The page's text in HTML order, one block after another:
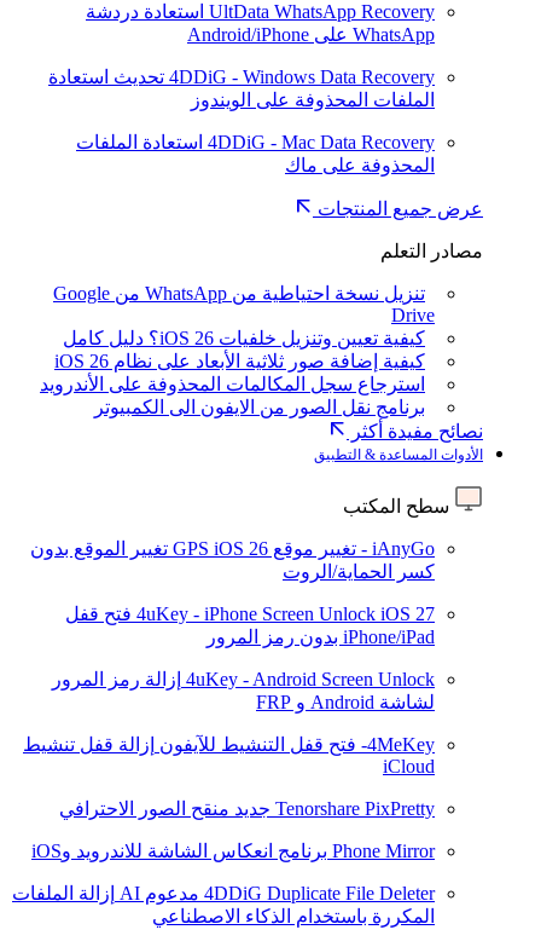
UltData WhatsApp Recovery استعادة دردشة
WhatsApp على Android/iPhone
4DDiG - Windows Data Recovery تحديث استعادة
الملفات المحذوفة على الويندوز
4DDiG - Mac Data Recovery استعادة الملفات
المحذوفة على ماك
عرض جميع المنتجات
مصادر التعلم
تنزيل نسخة احتياطية من WhatsApp من Google
Drive
كيفية تعيين وتنزيل خلفيات iOS 26؟ دليل كامل
كيفية إضافة صور ثلاثية الأبعاد على نظام iOS 26
استرجاع سجل المكالمات المحذوفة على الأندرويد
برنامج نقل الصور من الايفون الى الكمبيوتر
نصائح مفيدة أكثر
الأدوات المساعدة & التطبيق
سطح المكتب
iAnyGo - تغيير موقع GPS iOS 26
تغيير الموقع بدون
كسر الحماية/الروت
4uKey - iPhone Screen Unlock iOS 27
فتح قفل
iPhone/iPad بدون رمز المرور
4uKey - Android Screen Unlock إزالة رمز المرور
لشاشة Android و FRP
4MeKey- فتح قفل التنشيط للآيفون
إزالة قفل تنشيط
iCloud
Tenorshare PixPretty جديد منقح الصور الاحترافي
Phone Mirror برنامج انعكاس الشاشة للاندرويد وiOS
4DDiG Duplicate File Deleter مدعوم AI
إزالة الملفات
المكررة باستخدام الذكاء الاصطناعي